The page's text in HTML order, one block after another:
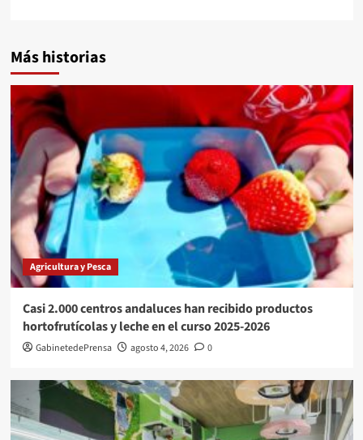
Más historias
Agricultura y Pesca
Casi 2.000 centros andaluces han recibido productos
hortofrutícolas y leche en el curso 2025-2026
GabinetedePrensa agosto 4, 2026 0